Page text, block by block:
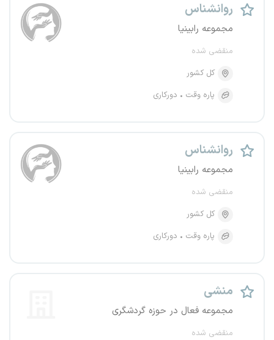
روانشناس
مجموعه رابینیا
منقضی شده
کل کشور
پاره وقت
دورکاری
روانشناس
مجموعه رابینیا
منقضی شده
کل کشور
پاره وقت
دورکاری
منشی
مجموعه فعال در حوزه گردشگری
منقضی شده